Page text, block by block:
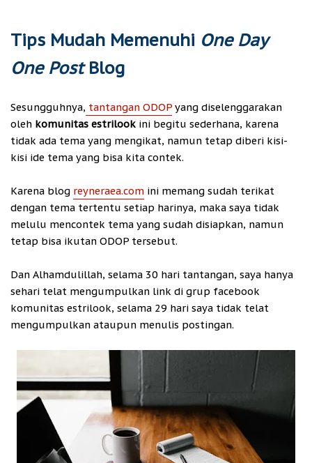
Tips Mudah Memenuhi One Day
One PostBlog
Sesungguhnya, tantangan ODOP yang diselenggarakan
oleh komunitas estrilook ini begitu sederhana, karena
tidak ada tema yang mengikat, namun tetap diberi kisi-
kisi ide tema yang bisa kita contek.
Karena blog reyneraea.com ini memang sudah terikat
dengan tema tertentu setiap harinya, maka saya tidak
melulu mencontek tema yang sudah disiapkan, namun
tetap bisa ikutan ODOP tersebut.
Dan Alhamdulillah, selama 30 hari tantangan, saya hanya
sehari telat mengumpulkan link di grup facebook
komunitas estrilook, selama 29 hari saya tidak telat
mengumpulkan ataupun menulis postingan.